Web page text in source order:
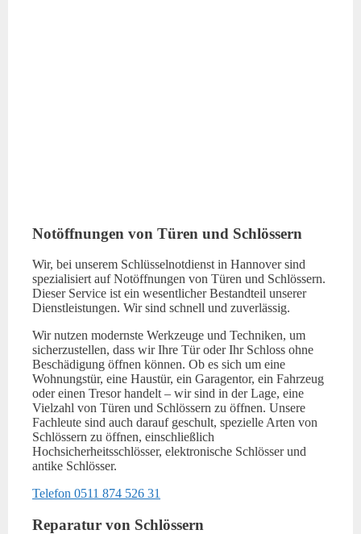
Notöffnungen von Türen und Schlössern
Wir, bei unserem Schlüsselnotdienst in Hannover sind
spezialisiert auf Notöffnungen von Türen und Schlössern.
Dieser Service ist ein wesentlicher Bestandteil unserer
Dienstleistungen. Wir sind schnell und zuverlässig.
Wir nutzen modernste Werkzeuge und Techniken, um
sicherzustellen, dass wir Ihre Tür oder Ihr Schloss ohne
Beschädigung öffnen können. Ob es sich um eine
Wohnungstür, eine Haustür, ein Garagentor, ein Fahrzeug
oder einen Tresor handelt – wir sind in der Lage, eine
Vielzahl von Türen und Schlössern zu öffnen. Unsere
Fachleute sind auch darauf geschult, spezielle Arten von
Schlössern zu öffnen, einschließlich
Hochsicherheitsschlösser, elektronische Schlösser und
antike Schlösser.
Telefon 0511 874 526 31
Reparatur von Schlössern